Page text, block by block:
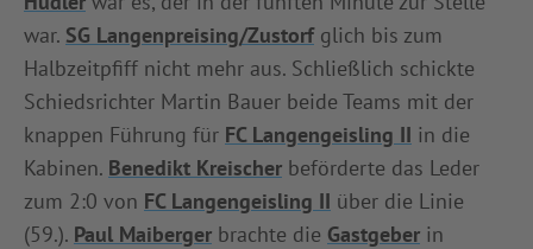
war. SG Langenpreising/Zustorfglich bis zum
Halbzeitpfiff nicht mehr aus. Schließlich schickte
Schiedsrichter Martin Bauer beide Teams mit der
knappen Führung für FC Langengeisling II in die
Kabinen. Benedikt Kreischer beförderte das Leder
zum 2:0 von FC Langengeisling II über die Linie
(59.). Paul Maiberger brachte die Gastgeber in